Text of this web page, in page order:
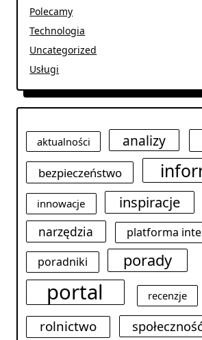
Polecamy
Technologia
Uncategorized
Usługi
aktualności analizy
bezpieczeństwo
innowacje inspiracje
narzędzia
platforma
poradniki
porady
portal recenzje
rolnictwo społeczność